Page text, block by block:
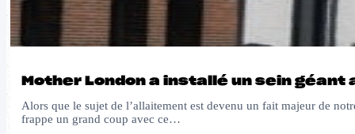
Mother London a installé un sein géant
Alors que le sujet de l’allaitement est devenu un fait majeur de
frappe un grand coup avec ce…